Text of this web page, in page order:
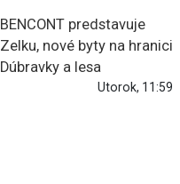
BENCONT predstavuje
Zelku, nové byty na hranici
Dúbravky a lesa
Utorok, 11:59